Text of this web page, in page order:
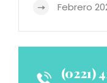
Febrero
(0221)